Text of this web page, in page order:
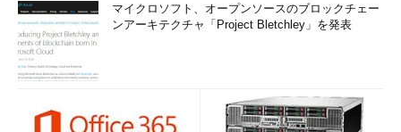
マイクロソフト、オープンソースのブロックチェー
ンアーキテクチャ「Project Bletchley」を発表